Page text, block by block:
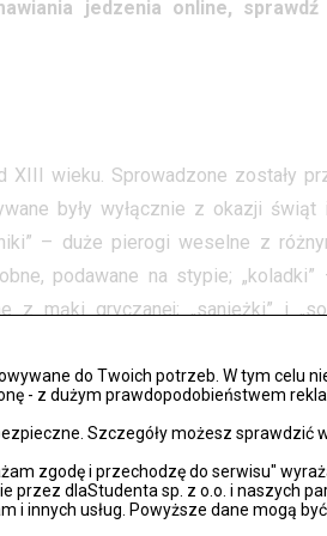
do Twoich potrzeb. W tym celu
- z dużym prawdopodobieństwem
Szczegóły możesz sprawdzić
zgodę i przechodzę do serwisu"
przez dlaStudenta sp. z o.o. i naszych
i innych usług. Powyższe dane mogą
jedzenia online,
wieku. Sprowadzone zostały
były wyłącznie z okazji
– duże pierogi weselne z
podawane na stypie;
z mąki gryczanej; „sanieżki” i
według Twojej rodziny ta
kryć to pozornie znane i